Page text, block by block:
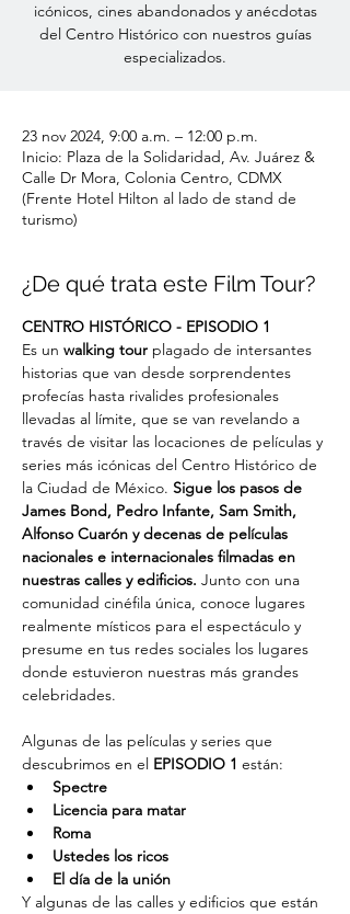
icónicos, cines abandonados y anécdotas
del Centro Histórico con nuestros guías
especializados.
23 nov 2024, 9:00 a.m. – 12:00 p.m.
Inicio: Plaza de la Solidaridad, Av. Juárez &
Calle Dr Mora, Colonia Centro, CDMX
(Frente Hotel Hilton al lado de stand de
turismo)
¿De qué trata este Film Tour?
CENTRO HISTÓRICO - EPISODIO 1
Es un walking tour plagado de intersantes
historias que van desde sorprendentes
profecías hasta rivalides profesionales
llevadas al límite, que se van revelando a
través de visitar las locaciones de películas y
series más icónicas del Centro Histórico de
la Ciudad de México. Sigue los pasos de
James Bond, Pedro Infante, Sam Smith,
Alfonso Cuarón y decenas de películas
nacionales e internacionales filmadas en
nuestras calles y edificios. Junto con una
comunidad cinéfila única, conoce lugares
realmente místicos para el espectáculo y
presume en tus redes sociales los lugares
donde estuvieron nuestras más grandes
celebridades.
Algunas de las películas y series que
descubrimos en el EPISODIO 1 están:
Spectre
Licencia para matar
Roma
Ustedes los ricos
El día de la unión
Y algunas de las calles y edificios que están